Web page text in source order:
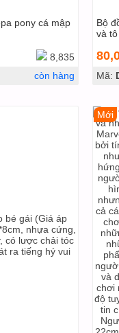
pony cá mập
8,835
còn hàng
Bộ
và
Mã:
Mới